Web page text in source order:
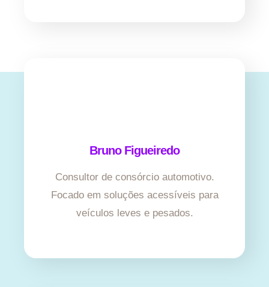
Bruno Figueiredo
Consultor de consórcio automotivo.
Focado em soluções acessíveis para
veículos leves e pesados.